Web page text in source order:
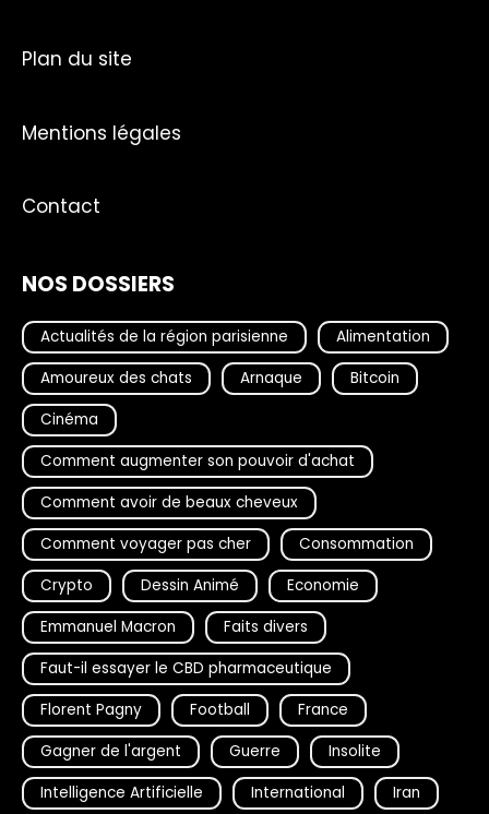
Plan du site
Mentions légales
Contact
NOS DOSSIERS
Actualités de la région parisienne
Alimentation
Amoureux des chats
Arnaque
Bitcoin
Cinéma
Comment augmenter son pouvoir d'achat
Comment avoir de beaux cheveux
Comment voyager pas cher
Consommation
Crypto
Dessin Animé
Economie
Emmanuel Macron
Faits divers
Faut-il essayer le CBD pharmaceutique
Florent Pagny
Football
France
Gagner de l'argent
Guerre
Insolite
Intelligence Artificielle
International Iran